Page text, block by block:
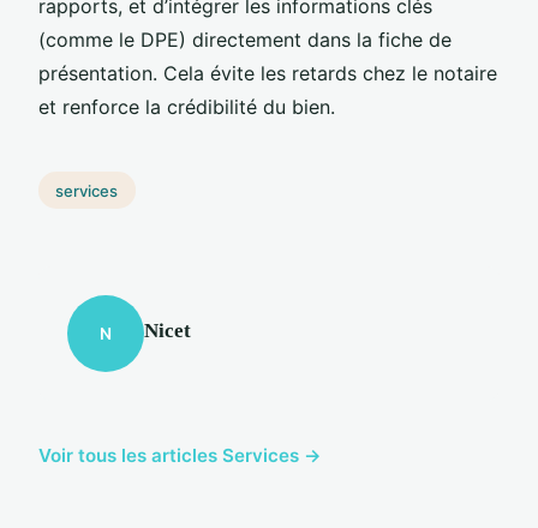
rapports, et d’intégrer les informations clés
(comme le DPE) directement dans la fiche de
présentation. Cela évite les retards chez le notaire
et renforce la crédibilité du bien.
services
N Nicet
Voir tous les articles Services →